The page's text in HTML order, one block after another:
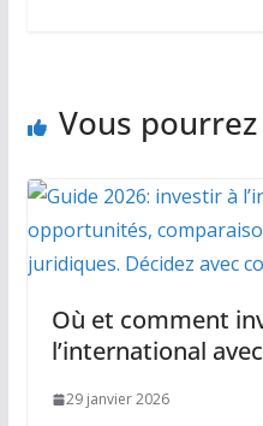
Vous
Où et comment
l’international
29 janvier 2026